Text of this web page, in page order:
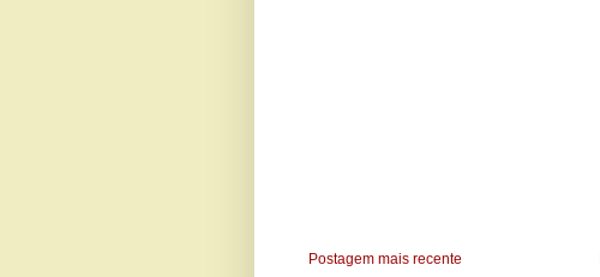
Postagem mais recente